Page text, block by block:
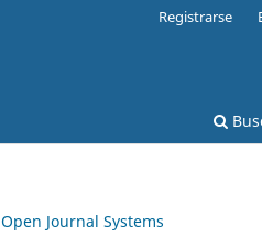
Registrarse
Open Journal Systems